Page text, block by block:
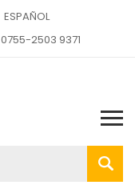
ESPAÑOL
0755-2503 9371